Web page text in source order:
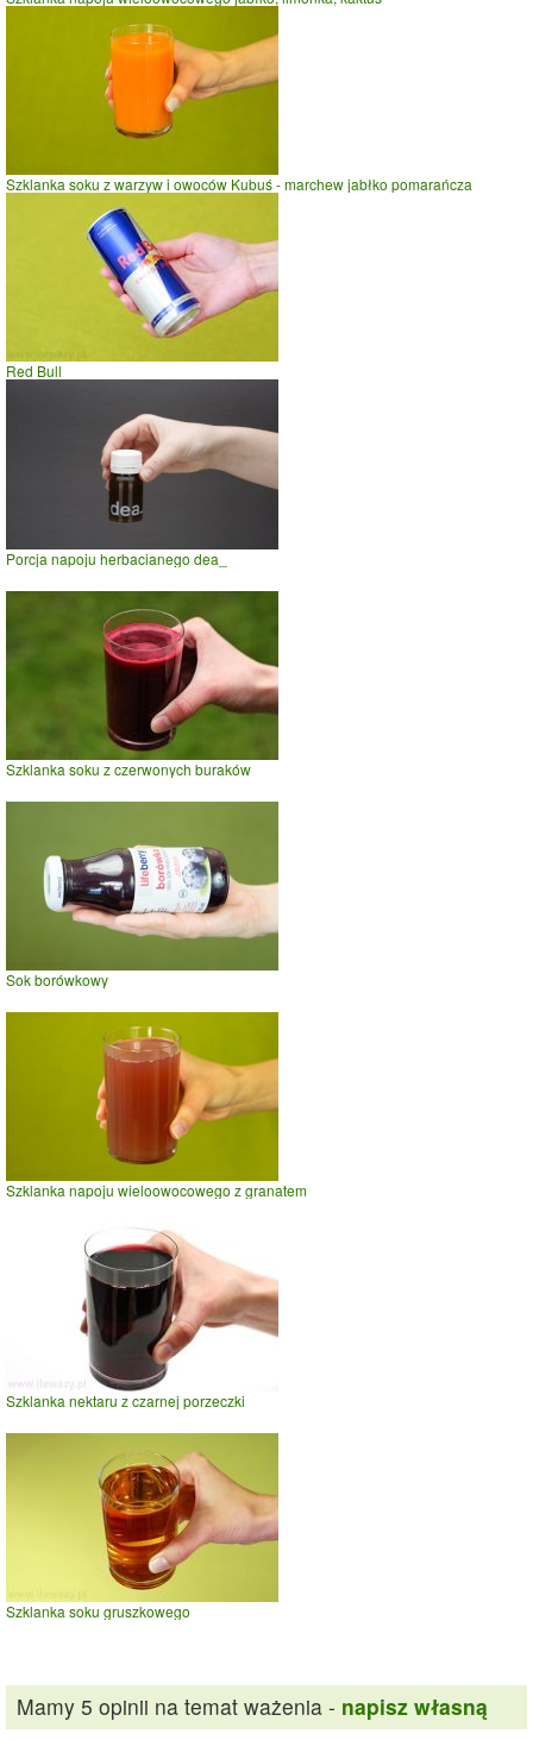
Szklanka soku z warzyw i owoców Kubuś - marchew jabłko pomarańcza
Red Bull
Porcja napoju herbacianego dea_
Szklanka soku z czerwonych buraków
Sok borówkowy
Szklanka napoju wieloowocowego z granatem
Szklanka nektaru z czarnej porzeczki
Szklanka soku gruszkowego
Mamy 5 opinii na temat ważenia - napisz własną